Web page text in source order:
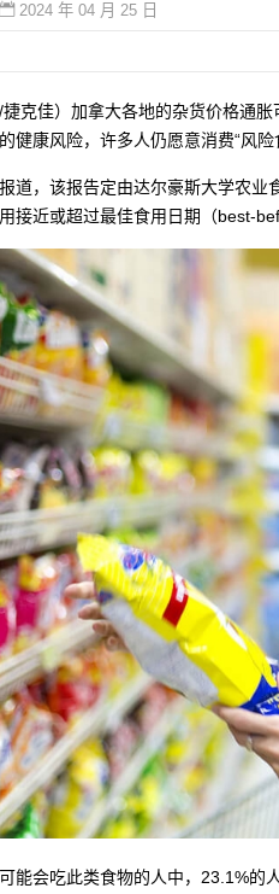
2024 年 04 月 25 日
/捷克佳）加拿大各地的杂货价格通
健康风险，许多人仍愿意消费“风险
道，该报告定由达尔豪斯大学农业
接近或超过最佳食用日期（best-
能会吃此类食物的人中，23.1%的